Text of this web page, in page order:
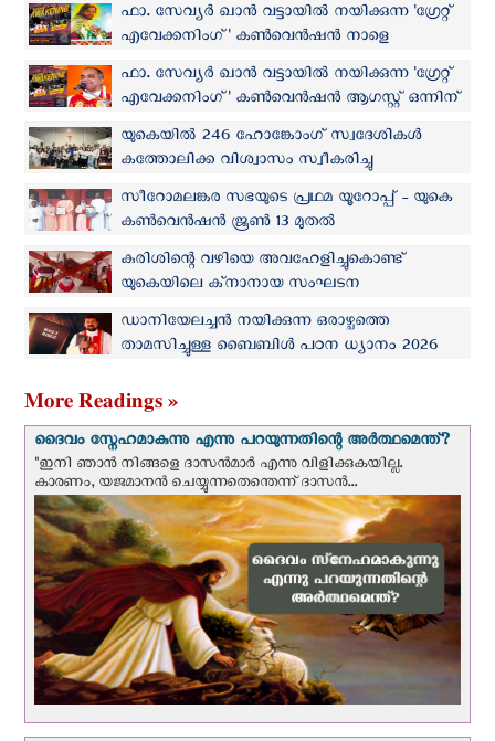
ഫാ. സേവ്യർ ഖാൻ വട്ടായിൽ നയിക്കുന്ന 'ഗ്രേറ്റ്
എവേക്കനിംഗ്' കൺവെൻഷൻ നാളെ
യുകെയില്‍
ഫാ. സേവ്യർ ഖാൻ വട്ടായിൽ നയിക്കുന്ന 'ഗ്രേറ്റ്
എവേക്കനിംഗ്' കൺവെൻഷൻ ആഗസ്റ്റ് ഒന്നിന്
യുകെയില്‍
യുകെയില്‍ 246 ഹോങ്കോംഗ് സ്വദേശികള്‍
കത്തോലിക്ക വിശ്വാസം സ്വീകരിച്ചു
സീറോമലങ്കര സഭയുടെ പ്രഥമ യൂറോപ്പ് - യുകെ
കൺവെൻഷൻ ജൂൺ 13 മുതൽ
കുരിശിന്റെ വഴിയെ അവഹേളിച്ചുകൊണ്ട്
യുകെയിലെ ക്‌നാനായ സംഘടന
ഡാനിയേലച്ചൻ നയിക്കുന്ന ഒരാഴ്ചത്തെ
താമസിച്ചുള്ള ബൈബിൾ പഠന ധ്യാനം 2026
More Readings »
ദൈവം സ്നേഹമാകുന്നു എന്നു പറയുന്നതിന്റെ അർത്ഥമെന്ത്?
"ഇനി ഞാന്‍ നിങ്ങളെ ദാസന്‍മാര്‍ എന്നു വിളിക്കുകയില്ല.
കാരണം, യജമാനന്‍ ചെയ്യുന്നതെന്തെന്ന് ദാസന്‍...